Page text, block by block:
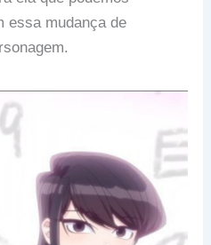
essa mudança de